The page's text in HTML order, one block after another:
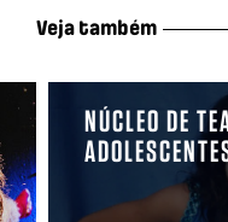
Veja também
NÚCLEO DE